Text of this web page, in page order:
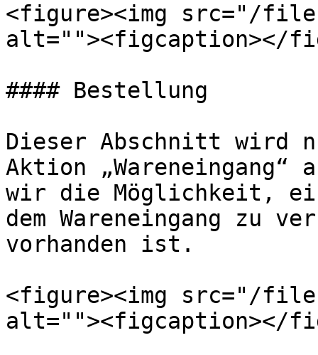
<figure><img src="/files/
alt=""><figcaption></
#### Bestellung
Dieser Abschnitt wird
Aktion „Wareneingang“
wir die Möglichkeit,
dem Wareneingang zu
vorhanden ist.
<figure><img src="/files/
alt=""><figcaption></